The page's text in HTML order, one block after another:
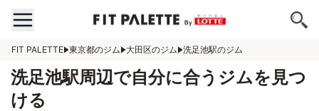
FIT PALETTE 東京都のジム 大田区のジム 洗足池駅のジム
洗足池駅周辺で自分に合うジムを見つ
ける